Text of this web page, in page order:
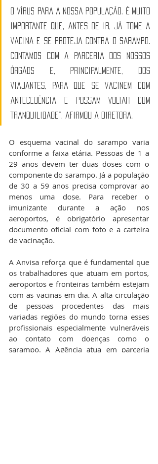
o vírus para a nossa população. É muito
importante que, antes de ir, já tome a
vacina e se proteja contra o sarampo.
Contamos com a parceria dos nossos
órgãos e, principalmente, dos
viajantes, para que se vacinem com
antecedência e possam voltar com
tranquilidade”, afirmou a diretora.
O esquema vacinal do sarampo varia
conforme a faixa etária. Pessoas de 1 a
29 anos devem ter duas doses com o
componente do sarampo. Já a população
de 30 a 59 anos precisa comprovar ao
menos uma dose. Para receber o
imunizante durante a ação nos
aeroportos, é obrigatório apresentar
documento oficial com foto e a carteira
de vacinação.
A Anvisa reforça que é fundamental que
os trabalhadores que atuam em portos,
aeroportos e fronteiras também estejam
com as vacinas em dia. A alta circulação
de pessoas procedentes das mais
variadas regiões do mundo torna esses
profissionais especialmente vulneráveis
ao contato com doenças como o
sarampo. A Agência atua em parceria